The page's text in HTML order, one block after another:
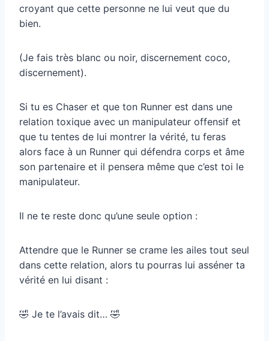
croyant que cette personne ne lui veut que du
bien.
(Je fais très blanc ou noir, discernement coco,
discernement).
Si tu es Chaser et que ton Runner est dans une
relation toxique avec un manipulateur offensif et
que tu tentes de lui montrer la vérité, tu feras
alors face à un Runner qui défendra corps et âme
son partenaire et il pensera même que c’est toi le
manipulateur.
Il ne te reste donc qu’une seule option :
Attendre que le Runner se crame les ailes tout seul
dans cette relation, alors tu pourras lui asséner ta
vérité en lui disant :
🤣 Je te l’avais dit… 🤣